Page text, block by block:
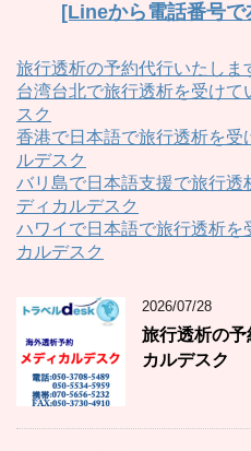
[Lineから電話番号
旅行透析の予約代行いたしま
台湾台北で旅行透析を受け
スク
香港で日本語で旅行透析を受
ルデスク
バリ島で日本語支援で旅行透
ディカルデスク
ハワイで日本語で旅行透析を
カルデスク
2026/07/28
旅行透析の
カルデスク